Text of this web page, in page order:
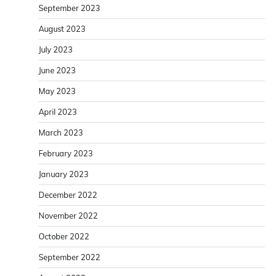
September 2023
August 2023
July 2023
June 2023
May 2023
April 2023
March 2023
February 2023
January 2023
December 2022
November 2022
October 2022
September 2022